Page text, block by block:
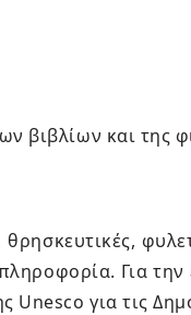
βιβλίων και της
Για
για τις